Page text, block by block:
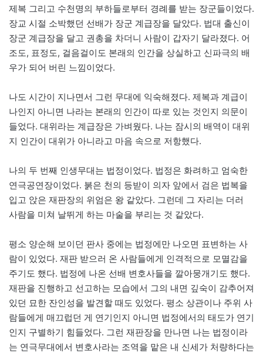
제복 그리고 수천명의 부하들로부터 경례를 받는 장군들이었다.
장교 시절 소박했던 선배가 장군 계급장을 달았다. 법대 출신이
장군 계급장을 달고 권총을 차더니 사람이 갑자기 달라졌다. 어
조도, 표정도, 걸음걸이도 본래의 인간을 상실하고 신파극의 배
우가 되어 버린 느낌이었다.
나도 시간이 지나면서 그런 무대에 익숙해졌다. 제복과 계급이
나인지 아니면 나라는 본래의 인간이 따로 있는 것인지 의문이
들었다. 대위라는 계급장은 가벼웠다. 나는 잠시의 배역이 대위
지 인간이 대위가 아니라고 마음 속으로 저항했다.
나의 두 번째 인생무대는 법정이었다. 법정은 화려하고 엄숙한
연극공연장이었다. 붉은 천의 등받이 의자 앞에서 검은 법복을
입고 앉은 재판장의 위엄은 왕 같았다. 그런데 그 자리는 더러
사람을 미쳐 날뛰게 하는 마술을 부리는 것 같았다.
평소 양순해 보이던 판사 중에는 법정에만 나오면 표변하는 사
람이 있었다. 재판 받으러 온 사람들에게 인격적으로 모멸감을
주기도 했다. 법정에 나온 선배 변호사들을 깔아뭉개기도 했다.
재판을 진행하고 선고하는 모습에서 그의 내면 깊숙이 감추어져
있던 묘한 잔인성을 발견할 때도 있었다. 평소 상관이나 주위 사
람들에게 매끄럽던 게 연기인지 아니면 법정에서의 태도가 연기
인지 구별하기 힘들었다. 그런 재판장을 만나면 나는 법정이라
는 연극무대에서 변호사라는 조역을 맡은 내 신세가 처량하다는